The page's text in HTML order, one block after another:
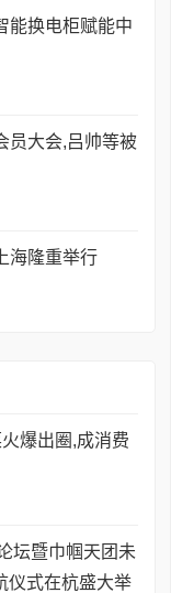
换电柜赋能中
员大会,吕帅等被
海隆重举行
爆出圈,成消费
坛暨巾帼天团未
仪式在杭盛大举